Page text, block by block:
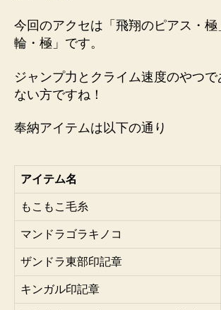
今回のアクセは「飛翔のピアス・
輪・極」です。
ジャンプ力とクライム速度のやつ
ない方ですね！
奉納アイテムは以下の通り
アイテム名
もこもこ毛糸
マンドラゴラキノコ
ザンドラ東部印記章
キンガル印記章